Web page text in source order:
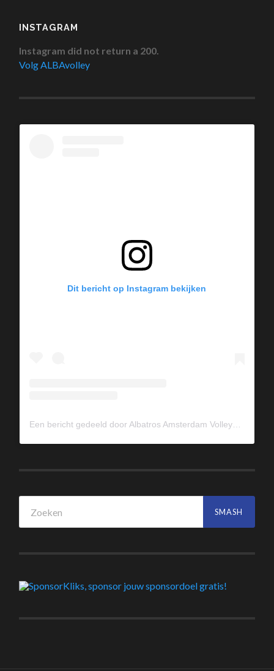
INSTAGRAM
Instagram did not return a 200.
Volg ALBAvolley
Dit bericht op Instagram bekijken
Een bericht gedeeld door Albatros Amsterdam Volleybal (@albavolley)